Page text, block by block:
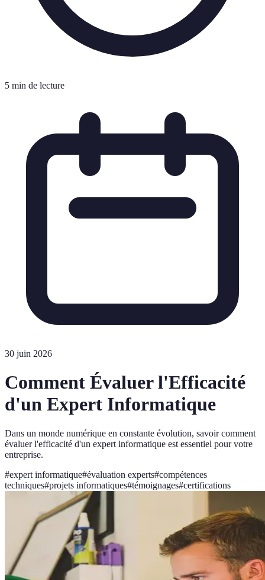
5 min de lecture
30 juin 2026
Comment Évaluer l'Efficacité
d'un Expert Informatique
Dans un monde numérique en constante évolution, savoir comment
évaluer l'efficacité d'un expert informatique est essentiel pour votre
entreprise.
#expert informatique#évaluation experts#compétences
techniques#projets informatiques#témoignages#certifications